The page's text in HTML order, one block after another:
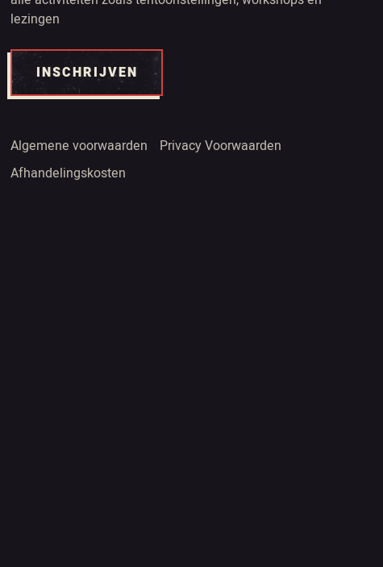
lezingen
INSCHRIJVEN
Algemene voorwaarden
Privacy Voorwaarden
Afhandelingskosten